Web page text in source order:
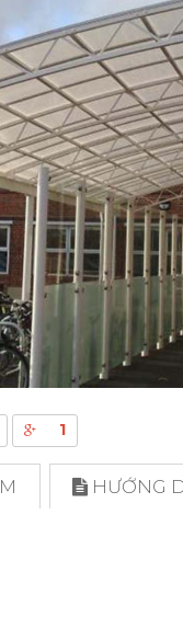
1
HƯỚNG